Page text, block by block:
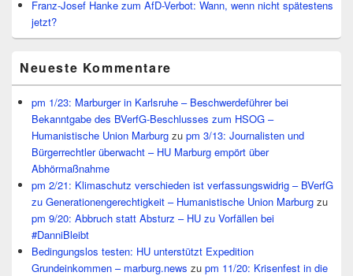
Franz-Josef Hanke zum AfD-Verbot: Wann, wenn nicht spätestens
jetzt?
Neueste Kommentare
pm 1/23: Marburger in Karlsruhe – Beschwerdeführer bei
Bekanntgabe des BVerfG-Beschlusses zum HSOG –
Humanistische Union Marburg zu pm 3/13: Journalisten und
Bürgerrechtler überwacht – HU Marburg empört über
Abhörmaßnahme
pm 2/21: Klimaschutz verschieden ist verfassungswidrig – BVerfG
zu Generationengerechtigkeit – Humanistische Union Marburg zu
pm 9/20: Abbruch statt Absturz – HU zu Vorfällen bei
#DanniBleibt
Bedingungslos testen: HU unterstützt Expedition
Grundeinkommen – marburg.news zu pm 11/20: Krisenfest in die